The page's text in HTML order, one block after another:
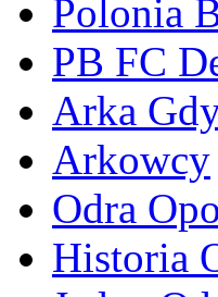
Polonia
PB FC
Arka
Arkowcy
Odra
Historia